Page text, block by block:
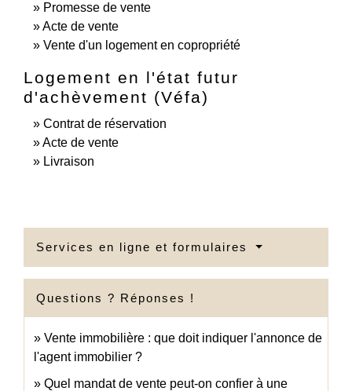
Promesse de vente
Acte de vente
Vente d'un logement en copropriété
Logement en l'état futur
d'achèvement (Véfa)
Contrat de réservation
Acte de vente
Livraison
Services en ligne et formulaires
Questions ? Réponses !
Vente immobilière : que doit indiquer l'annonce de
l'agent immobilier ?
Quel mandat de vente peut-on confier à une